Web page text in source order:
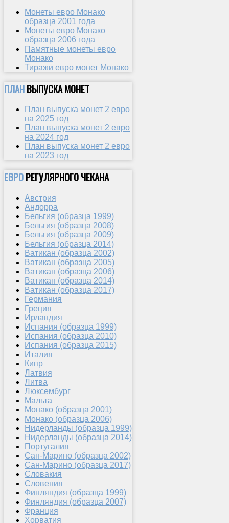
Монеты евро Монако
образца 2001 года
Монеты евро Монако
образца 2006 года
Памятные монеты евро
Монако
Тиражи евро монет Монако
ПЛАНВЫПУСКА МОНЕТ
План выпуска монет 2 евро
на 2025 год
План выпуска монет 2 евро
на 2024 год
План выпуска монет 2 евро
на 2023 год
ЕВРОРЕГУЛЯРНОГО ЧЕКАНА
Австрия
Андорра
Бельгия (образца 1999)
Бельгия (образца 2008)
Бельгия (образца 2009)
Бельгия (образца 2014)
Ватикан (образца 2002)
Ватикан (образца 2005)
Ватикан (образца 2006)
Ватикан (образца 2014)
Ватикан (образца 2017)
Германия
Греция
Ирландия
Испания (образца 1999)
Испания (образца 2010)
Испания (образца 2015)
Италия
Кипр
Латвия
Литва
Люксембург
Мальта
Монако (образца 2001)
Монако (образца 2006)
Нидерланды (образца 1999)
Нидерланды (образца 2014)
Португалия
Сан-Марино (образца 2002)
Сан-Марино (образца 2017)
Словакия
Словения
Финляндия (образца 1999)
Финляндия (образца 2007)
Франция
Хорватия